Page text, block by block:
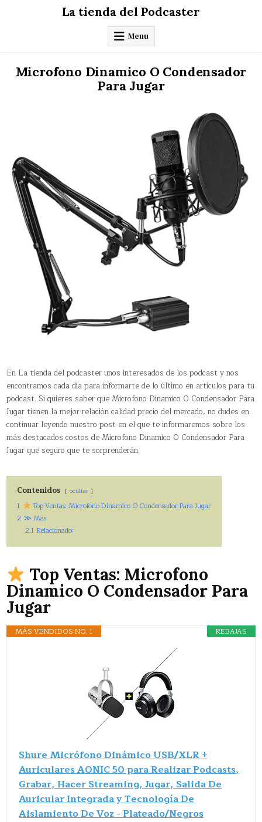
La tienda del Podcaster
Menu
Microfono Dinamico O Condensador
Para Jugar
En La tienda del podcaster unos interesados de los podcast y nos
encontramos cada día para informarte de lo último en artículos para tu
podcast. Si quieres saber que Microfono Dinamico O Condensador Para
Jugar tienen la mejor relación calidad precio del mercado, no dudes en
continuar leyendo nuestro post en el que te informaremos sobre los
más destacados costos de Microfono Dinamico O Condensador Para
Jugar que seguro que te sorprenderán.
Contenidos ocultar
1
Top Ventas: Microfono Dinamico O Condensador Para Jugar
2 ≫ Más
2.1 Relacionado:
Top Ventas: Microfono
Dinamico O Condensador Para
Jugar
REBAJAS
MÁS VENDIDOS NO. 1
Shure Micrófono Dinámico USB/XLR +
Auriculares AONIC 50 para Realizar Podcasts,
Grabar, Hacer Streaming, Jugar, Salida De
Auricular Integrada y Tecnología De
Aislamiento De Voz - Plateado/Negros